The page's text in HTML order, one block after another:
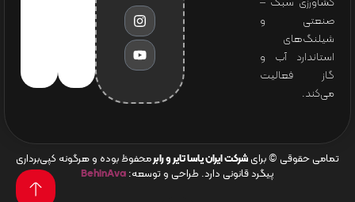
صنعتی و
شیلنگ‌های
استاندارد آب و
گاز فعالیت
می‌کند.
تمامی حقوقی © برای شرکت ایران یاسا تایر و رابرمحفوظ بوده و هرگونه کپی‌برداری
پیگرد قانونی دارد. طراحی و توسعه: BehinAva